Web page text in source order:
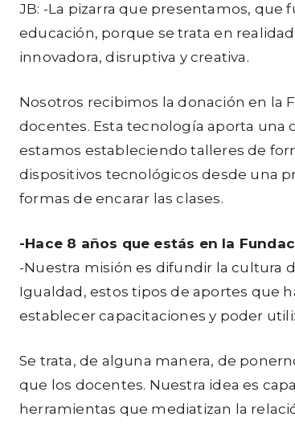
JB: -La pizarra que presentamos,
educación, porque se trata en
innovadora, disruptiva y creativa.
Nosotros recibimos la donación en la
docentes. Esta tecnología aporta una
estamos estableciendo talleres de
dispositivos tecnológicos desde una
formas de encarar las clases.
-Hace 8 años que estás en la
-Nuestra misión es difundir la cultura
Igualdad, estos tipos de aportes que
establecer capacitaciones y poder
Se trata, de alguna manera, de
que los docentes. Nuestra idea es
herramientas que mediatizan la